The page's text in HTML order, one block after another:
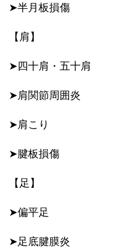
➤半月板損傷
【肩】
➤四十肩・五十肩
➤肩関節周囲炎
➤肩こり
➤腱板損傷
【足】
➤偏平足
➤足底腱膜炎